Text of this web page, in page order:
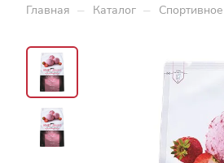
Главная – Каталог –